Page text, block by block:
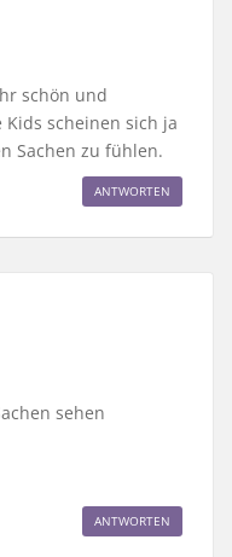
schön und
scheinen sich ja
Sachen zu fühlen.
ANTWORTEN
sehen
ANTWORTEN